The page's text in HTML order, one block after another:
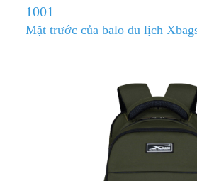
1001
Mặt trước của balo du lịch